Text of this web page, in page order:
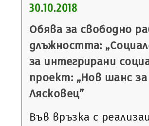
30.10.2018
Обява за свободно
длъжността:
за интегрирани
проект: „Нов шанс
Лясковец”
Във връзка с